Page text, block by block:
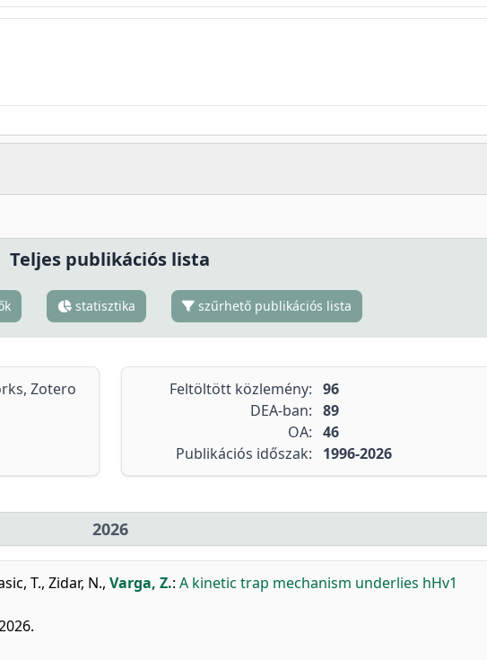
Teljes publikációs lista
statisztika szűrhető publikációs lista
Zotero
Feltöltött közlemény: 96
DEA-ban: 89
OA: 46
Publikációs időszak:
1996-2026
2026
T., Zidar, N., Varga, Z.: A kinetic trap mechanism underlies hHv1